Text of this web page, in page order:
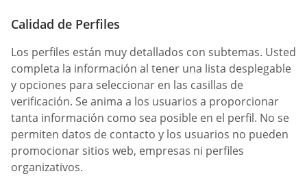
Calidad de Perfiles
Los perfiles están muy detallados con subtemas. Usted
completa la información al tener una lista desplegable
y opciones para seleccionar en las casillas de
verificación. Se anima a los usuarios a proporcionar
tanta información como sea posible en el perfil. No se
permiten datos de contacto y los usuarios no pueden
promocionar sitios web, empresas ni perfiles
organizativos.